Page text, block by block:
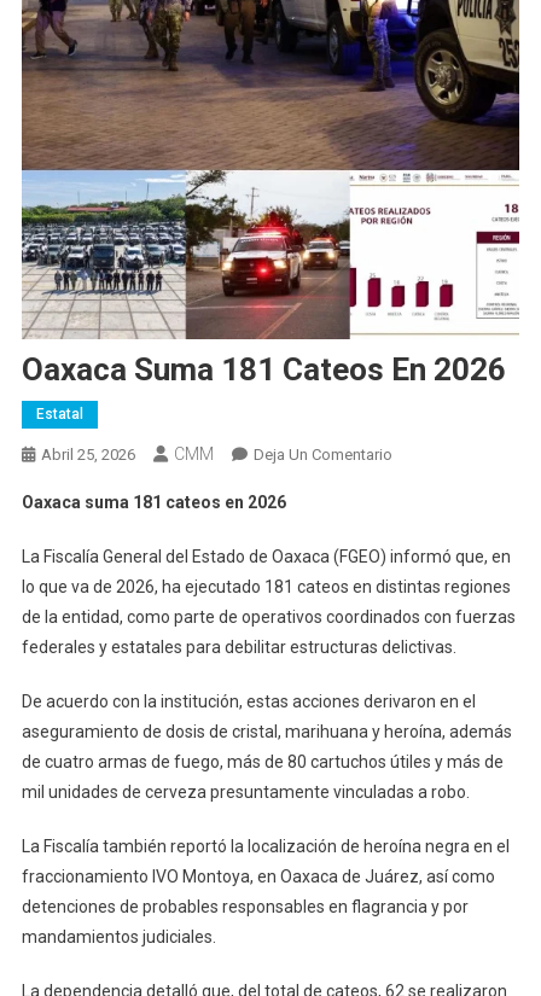
Oaxaca Suma 181 Cateos En 2026
Estatal
Abril 25, 2026 CMM Deja Un ComentarioEn
Cateos
En
2026
Oaxaca suma 181 cateos en 2026
La Fiscalía General del Estado de Oaxaca (FGEO) informó que, en
lo que va de 2026, ha ejecutado 181 cateos en distintas regiones
de la entidad, como parte de operativos coordinados con fuerzas
federales y estatales para debilitar estructuras delictivas.
De acuerdo con la institución, estas acciones derivaron en el
aseguramiento de dosis de cristal, marihuana y heroína, además
de cuatro armas de fuego, más de 80 cartuchos útiles y más de
mil unidades de cerveza presuntamente vinculadas a robo.
La Fiscalía también reportó la localización de heroína negra en el
fraccionamiento IVO Montoya, en Oaxaca de Juárez, así como
detenciones de probables responsables en flagrancia y por
mandamientos judiciales.
La dependencia detalló que, del total de cateos, 62 se realizaron